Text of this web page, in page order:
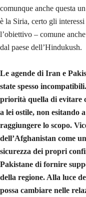
comunque anche questa
è la Siria, certo gli
l’obiettivo – comune
dal paese dell’Hindukush.
Le agende di Iran e
state spesso
priorità quella di evitare
a lei ostile, non esitando
raggiungere lo scopo.
dell’Afghanistan come
sicurezza dei propri
Pakistane di fornire
della regione. Alla luce
possa cambiare nelle